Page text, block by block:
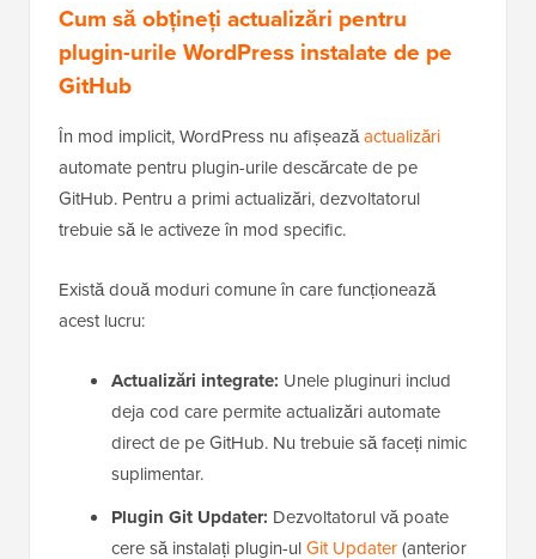
Cum să obțineți actualizări pentru
plugin-urile WordPress instalate de pe
GitHub
În mod implicit, WordPress nu afișeazăactualizări
automate pentru plugin-urile descărcate de pe
GitHub. Pentru a primi actualizări, dezvoltatorul
trebuie să le activeze în mod specific.
Există două moduri comune în care funcționează
acest lucru:
Actualizări integrate: Unele pluginuri includ
deja cod care permite actualizări automate
direct de pe GitHub. Nu trebuie să faceți nimic
suplimentar.
Plugin Git Updater: Dezvoltatorul vă poate
cere să instalați plugin-ulGit Updater(anterior